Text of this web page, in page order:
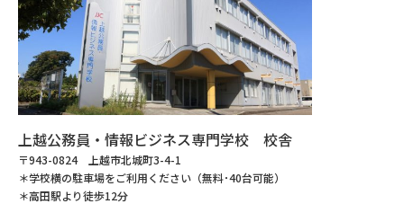
上越公務員・情報ビジネス専門学校 校舎
〒943-0824 上越市北城町3-4-1
＊学校横の駐車場をご利用ください（無料･40台可能）
＊高田駅より徒歩12分